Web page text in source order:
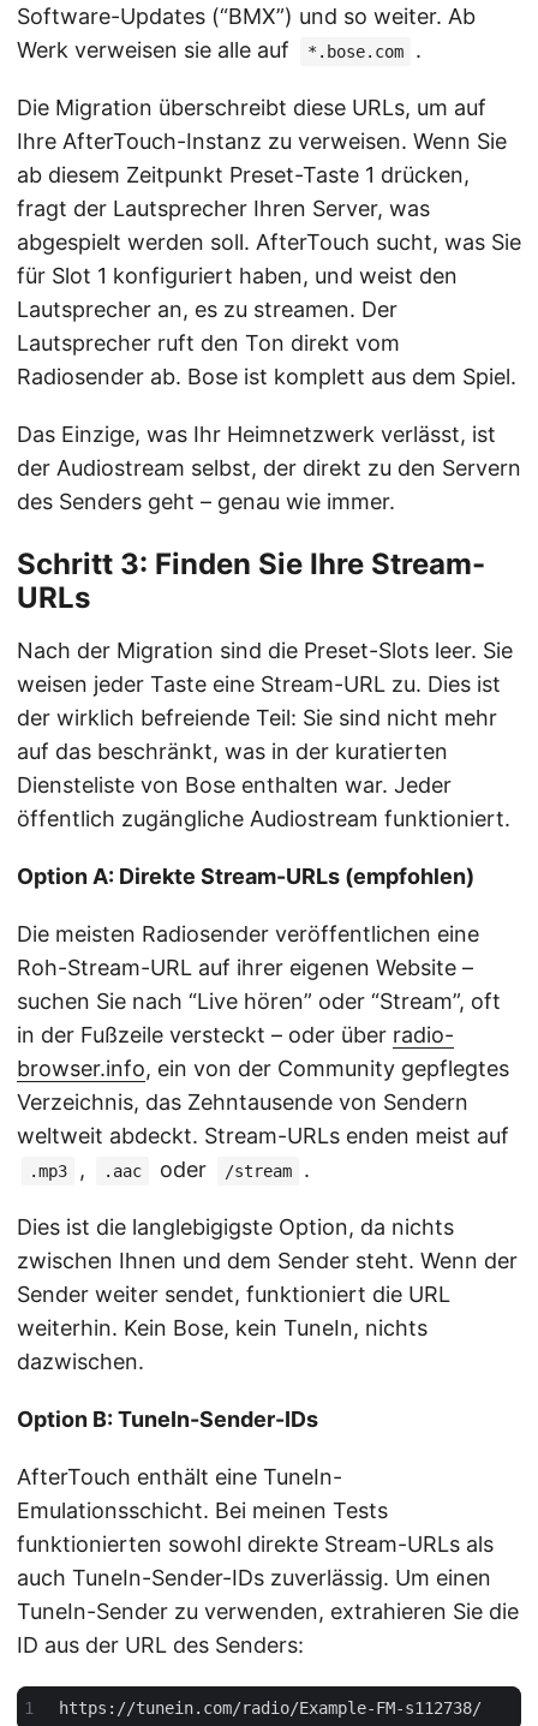
Software-Updates (“BMX”) und so weiter. Ab
Werk verweisen sie alle auf
*.bose.com .
Die Migration überschreibt diese URLs, um auf
Ihre AfterTouch-Instanz zu verweisen. Wenn Sie
ab diesem Zeitpunkt Preset-Taste 1 drücken,
fragt der Lautsprecher Ihren Server, was
abgespielt werden soll. AfterTouch sucht, was Sie
für Slot 1 konfiguriert haben, und weist den
Lautsprecher an, es zu streamen. Der
Lautsprecher ruft den Ton direkt vom
Radiosender ab. Bose ist komplett aus dem Spiel.
Das Einzige, was Ihr Heimnetzwerk verlässt, ist
der Audiostream selbst, der direkt zu den Servern
des Senders geht – genau wie immer.
Schritt 3: Finden Sie Ihre Stream-
URLs
Nach der Migration sind die Preset-Slots leer. Sie
weisen jeder Taste eine Stream-URL zu. Dies ist
der wirklich befreiende Teil: Sie sind nicht mehr
auf das beschränkt, was in der kuratierten
Diensteliste von Bose enthalten war. Jeder
öffentlich zugängliche Audiostream funktioniert.
Option A: Direkte Stream-URLs (empfohlen)
Die meisten Radiosender veröffentlichen eine
Roh-Stream-URL auf ihrer eigenen Website –
suchen Sie nach “Live hören” oder “Stream”, oft
in der Fußzeile versteckt – oder über radio-
browser.info, ein von der Community gepflegtes
Verzeichnis, das Zehntausende von Sendern
weltweit abdeckt. Stream-URLs enden meist auf
.mp3 , .aac oder /stream .
Dies ist die langlebigigste Option, da nichts
zwischen Ihnen und dem Sender steht. Wenn der
Sender weiter sendet, funktioniert die URL
weiterhin. Kein Bose, kein TuneIn, nichts
dazwischen.
Option B: TuneIn-Sender-IDs
AfterTouch enthält eine TuneIn-
Emulationsschicht. Bei meinen Tests
funktionierten sowohl direkte Stream-URLs als
auch TuneIn-Sender-IDs zuverlässig. Um einen
TuneIn-Sender zu verwenden, extrahieren Sie die
ID aus der URL des Senders: